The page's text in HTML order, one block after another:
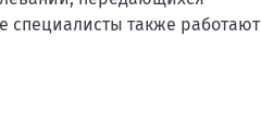
специалисты также работают